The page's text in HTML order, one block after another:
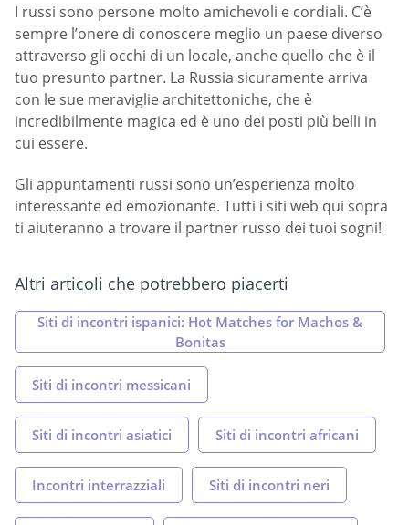
I russi sono persone molto amichevoli e cordiali. C’è
sempre l’onere di conoscere meglio un paese diverso
attraverso gli occhi di un locale, anche quello che è il
tuo presunto partner. La Russia sicuramente arriva
con le sue meraviglie architettoniche, che è
incredibilmente magica ed è uno dei posti più belli in
cui essere.
Gli appuntamenti russi sono un’esperienza molto
interessante ed emozionante. Tutti i siti web qui sopra
ti aiuteranno a trovare il partner russo dei tuoi sogni!
Altri articoli che potrebbero piacerti
Siti di incontri ispanici: Hot Matches for Machos &
Bonitas
Siti di incontri messicani
Siti di incontri asiatici Siti di incontri africani
Incontri interrazziali Siti di incontri neri